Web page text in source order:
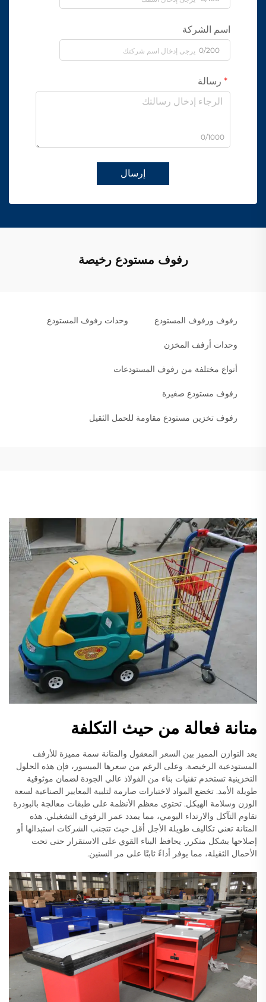
اسم الشركة
0/200
رسالة
0/1000
إرسال
رفوف مستودع رخيصة
رفوف ورفوف المستودع وحدات رفوف المستودع
وحدات أرفف المخزن
أنواع مختلفة من رفوف المستودعات
رفوف مستودع صغيرة
رفوف تخزين مستودع مقاومة للحمل الثقيل
متانة فعالة من حيث التكلفة
يعد التوازن المميز بين السعر المعقول والمتانة سمة مميزة للأرفف
المستودعية الرخيصة. وعلى الرغم من سعرها الميسور، فإن هذه الحلول
التخزينية تستخدم تقنيات بناء من الفولاذ عالي الجودة لضمان موثوقية
طويلة الأمد. تخضع المواد لاختبارات صارمة لتلبية المعايير الصناعية لسعة
الوزن وسلامة الهيكل. تحتوي معظم الأنظمة على طبقات معالجة بالبودرة
تقاوم التآكل والارتداء اليومي، مما يمدد عمر الرفوف التشغيلي. هذه
المتانة تعني تكاليف طويلة الأجل أقل حيث تتجنب الشركات استبدالها أو
إصلاحها بشكل متكرر. يحافظ البناء القوي على الاستقرار حتى تحت
الأحمال الثقيلة، مما يوفر أداءً ثابتًا على مر السنين.